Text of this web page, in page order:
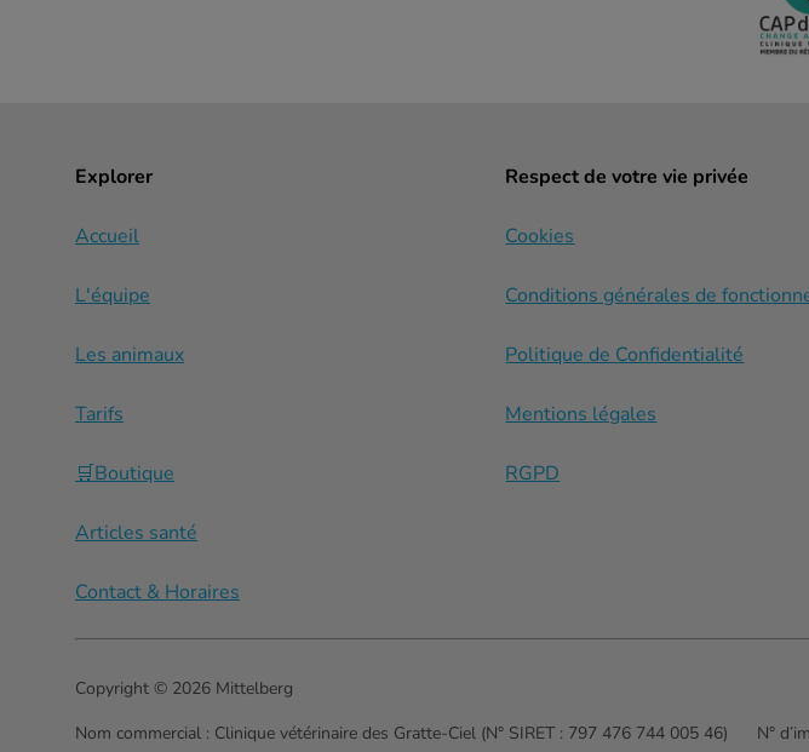
Explorer
Accueil
L'équipe
Les animaux
Tarifs
🛒Boutique
Articles santé
Contact & Horaires
Respect de votre vie privée
Cookies
Conditions générales de
Politique de Confidentialité
Mentions légales
RGPD
Copyright © 2026 Mittelberg
Nom commercial : Clinique vétérinaire des Gratte-Ciel (N° SIRET : 797 476 744 005 46) N°